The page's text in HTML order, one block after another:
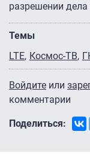
разрешении
Темы
LTE Космос-ТВ
Войдите или
комментарии
Поделиться: